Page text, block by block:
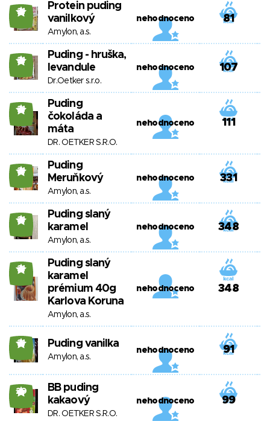
21
Protein puding
vanilkový
Amylon, a.s.
nehodnoceno 81
21
Puding - hruška,
levandule
Dr.Oetker s.r.o.
nehodnoceno 107
21
Puding
čokoláda a
máta
DR. OETKER S.R.O.
nehodnoceno 111
21
Puding
Meruňkový
Amylon, a.s.
nehodnoceno 331
21
Puding slaný
karamel
Amylon, a.s.
nehodnoceno 348
21
Puding slaný
karamel
prémium 40g
Karlova Koruna
Amylon, a.s.
nehodnoceno 348
21 Puding vanilka
Amylon, a.s.
nehodnoceno 91
20
BB puding
kakaový
DR. OETKER S.R.O.
nehodnoceno 99